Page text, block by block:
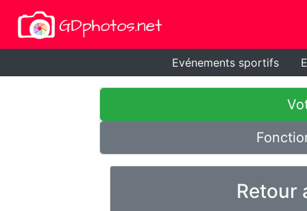
Evénements sportifs
Retour